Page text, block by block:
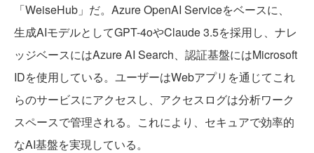
「WeiseHub」だ。Azure OpenAI Serviceをベースに、
生成AIモデルとしてGPT-4oやClaude 3.5を採用し、ナレ
ッジベースにはAzure AI Search、認証基盤にはMicrosoft
IDを使用している。ユーザーはWebアプリを通じてこれ
らのサービスにアクセスし、アクセスログは分析ワーク
スペースで管理される。これにより、セキュアで効率的
なAI基盤を実現している。